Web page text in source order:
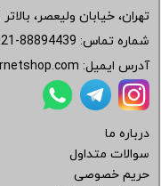
تهران، خیابان ولیعصر، بالاتر
شماره تماس: 88894439
آدرس ایمیل:
درباره ما
سوالات متداول
حریم خصوصی